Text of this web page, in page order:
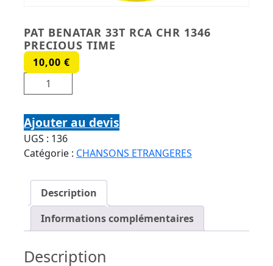
PAT BENATAR 33T RCA CHR 1346
PRECIOUS TIME
10,00 €
quantité de PAT BENATAR 33T RCA CHR 1346
PRECIOUS TIME
Ajouter au devis
UGS : 136
Catégorie : CHANSONS ETRANGERES
Description
Informations complémentaires
Description